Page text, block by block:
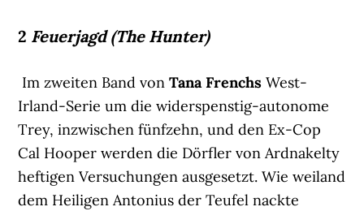
2 Feuerjagd (The Hunter)
Im zweiten Band vonTana Frenchs West-
Irland-Serie um die widerspenstig-autonome
Trey, inzwischen fünfzehn, und den Ex-Cop
Cal Hooper werden die Dörfler von Ardnakelty
heftigen Versuchungen ausgesetzt. Wie weiland
dem Heiligen Antonius der Teufel nackte